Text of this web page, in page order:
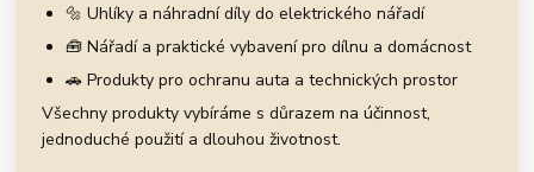
🔩 Uhlíky a náhradní díly do elektrického nářadí
🧰 Nářadí a praktické vybavení pro dílnu a domácnost
🚗 Produkty pro ochranu auta a technických prostor
Všechny produkty vybíráme s důrazem na účinnost,
jednoduché použití a dlouhou životnost.